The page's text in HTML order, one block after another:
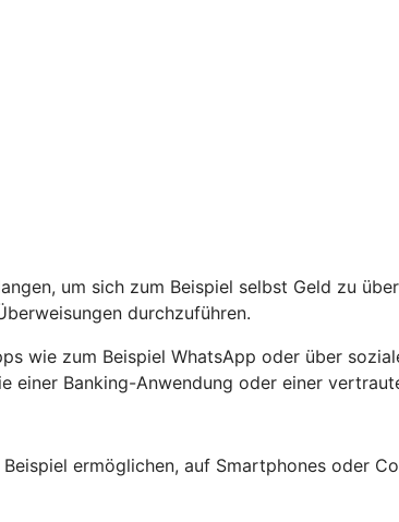
um sich zum Beispiel selbst Geld zu
durchzuführen.
wie zum Beispiel WhatsApp oder über
Banking-Anwendung oder einer
ermöglichen, auf Smartphones oder